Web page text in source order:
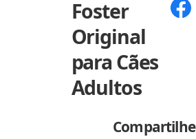
Foster
Original
para Cães
Adultos
Compartilhe